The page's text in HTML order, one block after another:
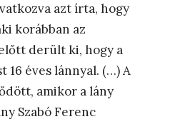
azt írta, hogy
korábban az
derült ki, hogy a
éves lánnyal. (…) A
amikor a lány
Szabó Ferenc